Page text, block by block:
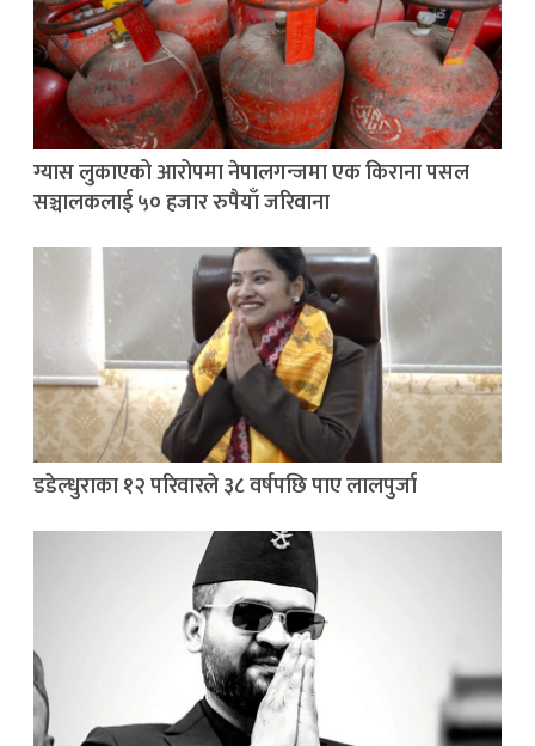
ग्यास लुकाएको आरोपमा नेपालगन्जमा एक किराना पसल
सञ्चालकलाई ५० हजार रुपैयाँ जरिवाना
डडेल्धुराका १२ परिवारले ३८ वर्षपछि पाए लालपुर्जा